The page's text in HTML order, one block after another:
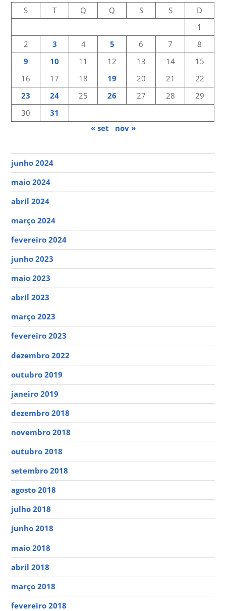
S
T Q Q S S
D
1
2
3 4 5 6 7
8
9
10 11 12 13 14
15
16
17 18 19 20 21
22
23
24 25 26 27 28
29
30
31
« set
nov »
junho 2024
maio 2024
abril 2024
março 2024
fevereiro 2024
junho 2023
maio 2023
abril 2023
março 2023
fevereiro 2023
dezembro 2022
outubro 2019
janeiro 2019
dezembro 2018
novembro 2018
outubro 2018
setembro 2018
agosto 2018
julho 2018
junho 2018
maio 2018
abril 2018
março 2018
fevereiro 2018